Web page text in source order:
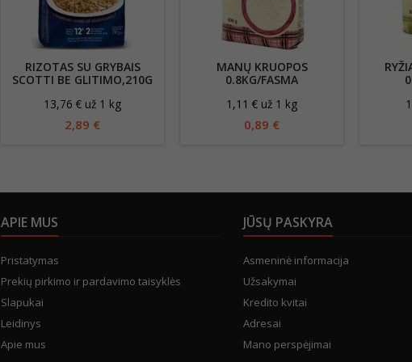
RIZOTAS SU GRYBAIS
SCOTTI BE GLITIMO,210G
13,76 € už 1 kg
2,89 €
MANŲ KRUOPOS
0.8KG/FASMA
1,11 € už 1 kg
0,89 €
APIE MUS
Pristatymas
Prekių pirkimo ir pardavimo taisyklės
Slapukai
Leidinys
Apie mus
JŪSŲ PASKYRA
Asmeninė informacija
Užsakymai
Kredito kvitai
Adresai
Mano perspėjimai